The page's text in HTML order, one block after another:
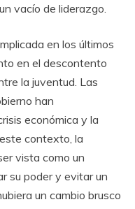
vacío de liderazgo.
en los últimos
en el descontento
la juventud. Las
han
económica y la
contexto, la
vista como un
su poder y evitar un
un cambio brusco